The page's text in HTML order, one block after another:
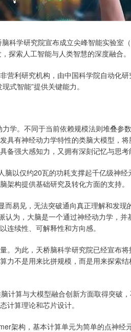
科学研究院宣布成立尖峰智能实验室
探索人工智能与人类智慧的深度融合。
营利研究机构，由中国科学院自动化
式智能”提供关键能力。
学。不同于当前依赖规模法则堆叠参
具有神经动力学特性的类脑大模型，
备强大感知力，又拥有深刻记忆与思考
脑以仅约20瓦的功耗支撑起千亿级神经
构提供基础研究及转化方面的支持。
易见，无法突破通向真正理解和发现
认为，大脑是一个通过神经动力学，并
连续性、可解释性和方向感。
。为此，天桥脑科学研究院已经宣布
力不是用来比拼规模，而是用来探索
计算与大模型融合创新方面取得突破
计算理论和芯片设计。
架构，基本计算单元为简单的点神经
北证50 1122.88